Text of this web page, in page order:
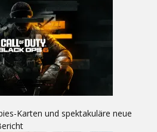
Karten und spektakuläre neue